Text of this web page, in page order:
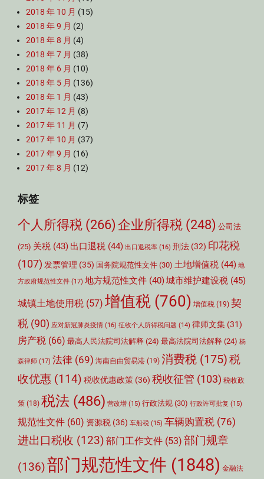
2018 年 10 月 (15)
2018 年 9 月 (2)
2018 年 8 月 (4)
2018 年 7 月 (38)
2018 年 6 月 (10)
2018 年 5 月 (136)
2018 年 1 月 (43)
2017 年 12 月 (8)
2017 年 11 月 (7)
2017 年 10 月 (37)
2017 年 9 月 (16)
2017 年 8 月 (12)
标签
个人所得税 (266) 企业所得税 (248) 公司法
(25) 关税 (43) 出口退税 (44) 出口退税率 (16) 刑法 (32) 印花税
(107) 发票管理 (35) 国务院规范性文件 (30) 土地增值税 (44) 地
方政府规范性文件 (17) 地方规范性文件 (40)城市维护建设税 (45)
城镇土地使用税 (57) 增值税 (760) 增值税 (19) 契
税 (90) 应对新冠肺炎疫情 (16) 征收个人所得税问题 (14) 律师文集 (31)
房产税 (66) 最高人民法院司法解释 (24) 最高法院司法解释 (24) 杨
森律师 (17) 法律 (69) 海南自由贸易港 (19) 消费税 (175)税
收优惠 (114) 税收优惠政策 (36) 税收征管 (103) 税收政
策 (18) 税法 (486) 营改增 (15) 行政法规 (30) 行政许可批复 (15)
规范性文件 (60) 资源税 (36) 车船税 (15) 车辆购置税 (76)
进出口税收 (123) 部门工作文件 (53) 部门规章
(136)部门规范性文件 (1848) 金融法